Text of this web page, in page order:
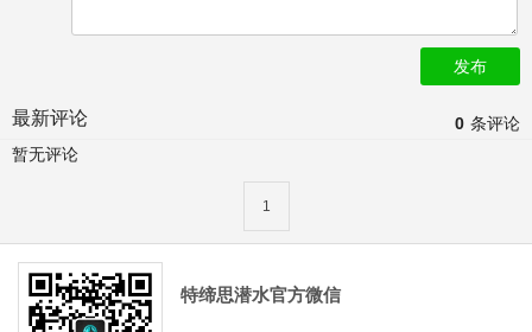
发布
0 条评论
最新评论
暂无评论
1
特缔思潜水官方微信